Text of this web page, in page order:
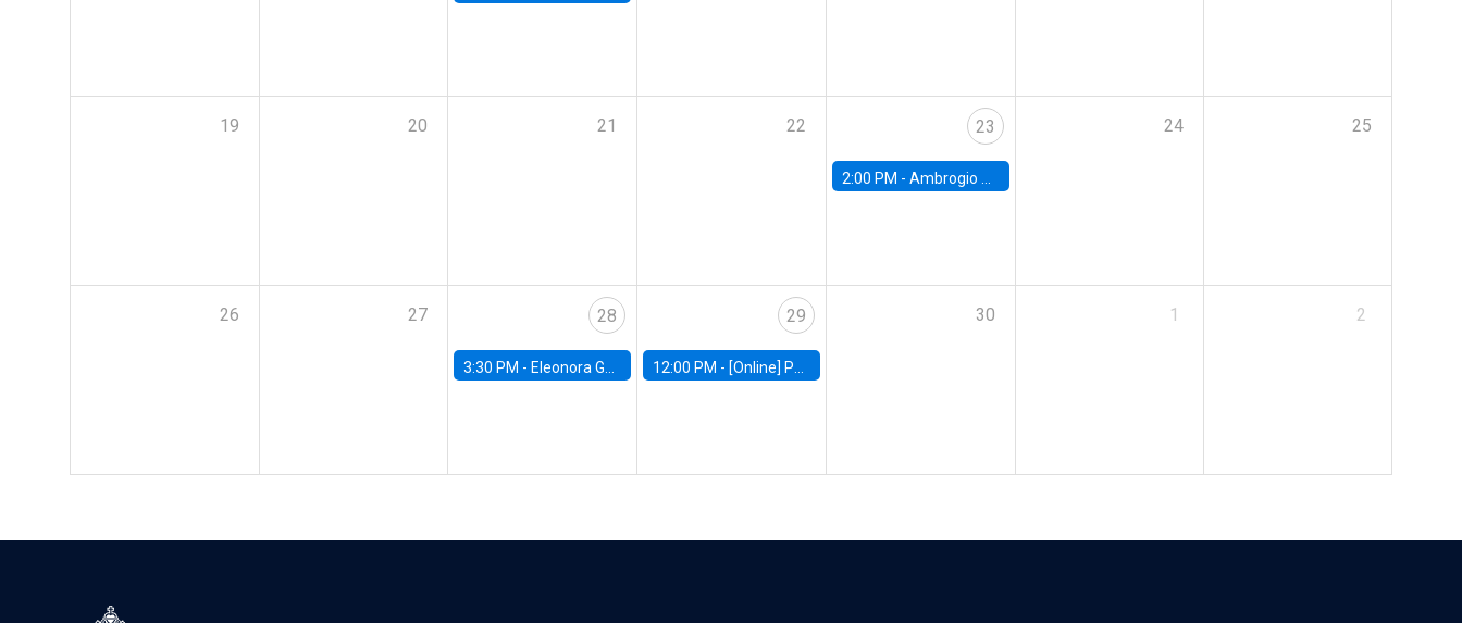
19 20 21 22 23
2:00 PM - Ambrogio Cesa-Bianchi, Bank of England
24 25
26 27 28
3:30 PM - Eleonora Guarnieri, Exeter University
29
12:00 PM - [Online] Pablo Slutzky, University of Maryland
30 1 2